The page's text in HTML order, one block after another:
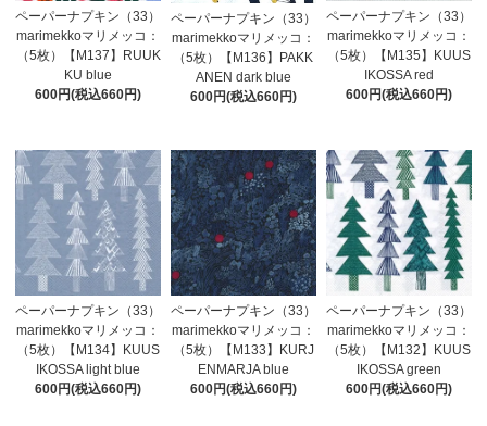
ペーパーナプキン（33）
marimekkoマリメッコ：
（5枚）【M137】RUUK
KU blue
600円(税込660円)
ペーパーナプキン（33）
marimekkoマリメッコ：
（5枚）【M136】PAKK
ANEN dark blue
600円(税込660円)
ペーパーナプキン（33）
marimekkoマリメッコ：
（5枚）【M135】KUUS
IKOSSA red
600円(税込660円)
ペーパーナプキン（33）
marimekkoマリメッコ：
（5枚）【M134】KUUS
IKOSSA light blue
600円(税込660円)
ペーパーナプキン（33）
marimekkoマリメッコ：
（5枚）【M133】KURJ
ENMARJA blue
600円(税込660円)
ペーパーナプキン（33）
marimekkoマリメッコ：
（5枚）【M132】KUUS
IKOSSA green
600円(税込660円)